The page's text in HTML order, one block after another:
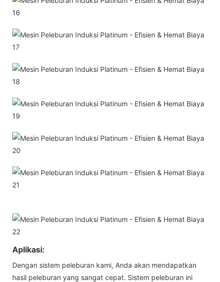
Aplikasi:
Dengan sistem peleburan kami, Anda akan mendapatkan
hasil peleburan yang sangat cepat. Sistem peleburan ini